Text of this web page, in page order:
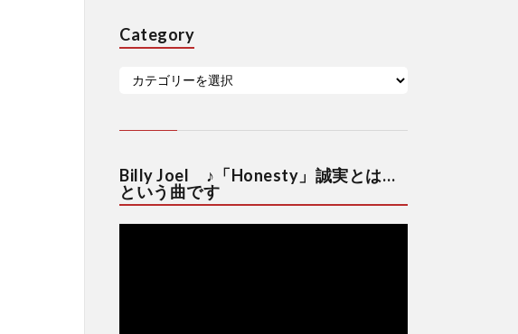
Category
Billy Joel ♪「Honesty」誠実とは…
という曲です
動